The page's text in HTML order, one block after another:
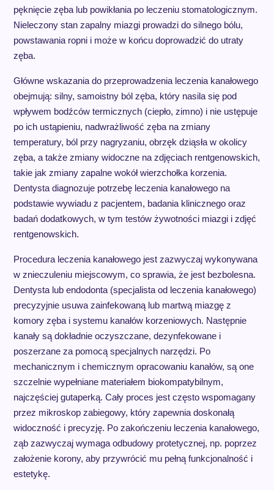
pęknięcie zęba lub powikłania po leczeniu stomatologicznym.
Nieleczony stan zapalny miazgi prowadzi do silnego bólu,
powstawania ropni i może w końcu doprowadzić do utraty
zęba.
Główne wskazania do przeprowadzenia leczenia kanałowego
obejmują: silny, samoistny ból zęba, który nasila się pod
wpływem bodźców termicznych (ciepło, zimno) i nie ustępuje
po ich ustąpieniu, nadwrażliwość zęba na zmiany
temperatury, ból przy nagryzaniu, obrzęk dziąsła w okolicy
zęba, a także zmiany widoczne na zdjęciach rentgenowskich,
takie jak zmiany zapalne wokół wierzchołka korzenia.
Dentysta diagnozuje potrzebę leczenia kanałowego na
podstawie wywiadu z pacjentem, badania klinicznego oraz
badań dodatkowych, w tym testów żywotności miazgi i zdjęć
rentgenowskich.
Procedura leczenia kanałowego jest zazwyczaj wykonywana
w znieczuleniu miejscowym, co sprawia, że jest bezbolesna.
Dentysta lub endodonta (specjalista od leczenia kanałowego)
precyzyjnie usuwa zainfekowaną lub martwą miazgę z
komory zęba i systemu kanałów korzeniowych. Następnie
kanały są dokładnie oczyszczane, dezynfekowane i
poszerzane za pomocą specjalnych narzędzi. Po
mechanicznym i chemicznym opracowaniu kanałów, są one
szczelnie wypełniane materiałem biokompatybilnym,
najczęściej gutaperką. Cały proces jest często wspomagany
przez mikroskop zabiegowy, który zapewnia doskonałą
widoczność i precyzję. Po zakończeniu leczenia kanałowego,
ząb zazwyczaj wymaga odbudowy protetycznej, np. poprzez
założenie korony, aby przywrócić mu pełną funkcjonalność i
estetykę.